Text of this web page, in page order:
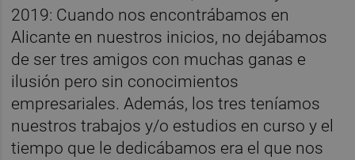
2019: Cuando nos encontrábamos en
Alicante en nuestros inicios, no dejábamos
de ser tres amigos con muchas ganas e
ilusión pero sin conocimientos
empresariales. Además, los tres teníamos
nuestros trabajos y/o estudios en curso y el
tiempo que le dedicábamos era el que nos